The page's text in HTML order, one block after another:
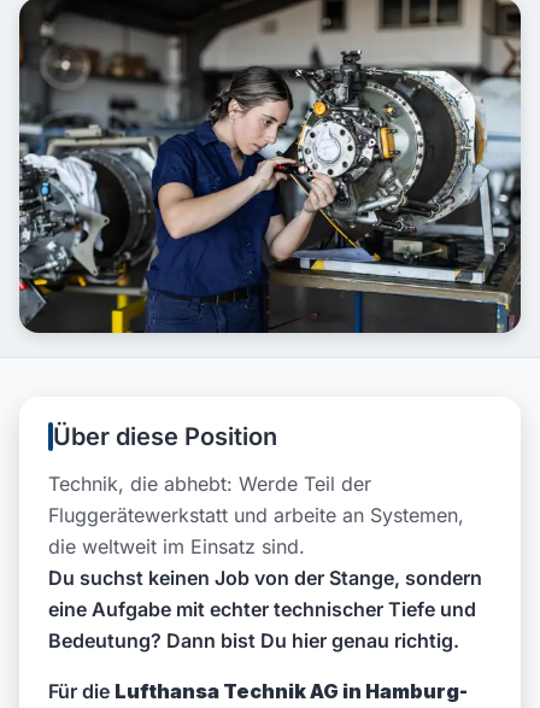
Über diese Position
Technik, die abhebt: Werde Teil der
Fluggerätewerkstatt und arbeite an Systemen,
die weltweit im Einsatz sind.
Du suchst keinen Job von der Stange, sondern
eine Aufgabe mit echter technischer Tiefe und
Bedeutung? Dann bist Du hier genau richtig.
Für die Lufthansa Technik AG in Hamburg-